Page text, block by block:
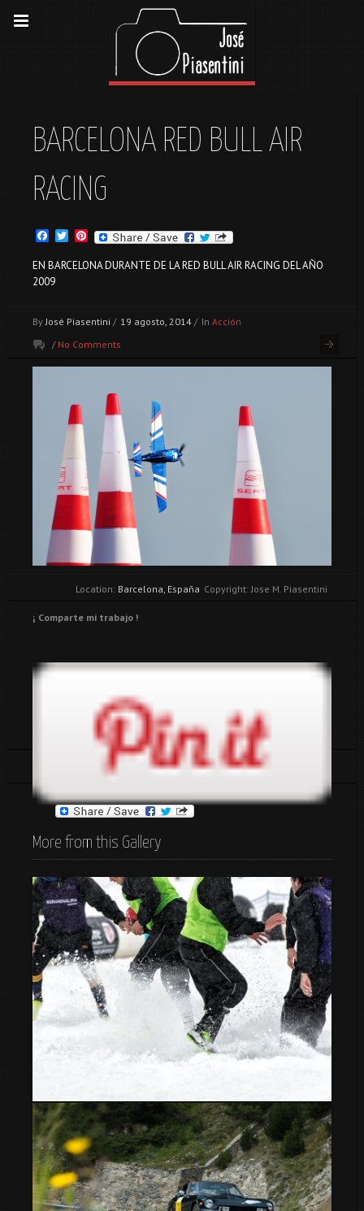
BARCELONA RED BULL AIR
RACING
FACEBOOK
TWITTER
PINTEREST
EN BARCELONA DURANTE DE LA RED BULL AIR RACING DEL AÑO
2009
By José Piasentini / 19 agosto, 2014 / In Acción
/ No Comments
Copyright: Jose M. Piasentini
Location: Barcelona, España
¡ Comparte mi trabajo !
españa
More from this Gallery
Grandvalira Snowrugby